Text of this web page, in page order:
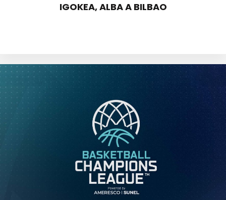
IGOKEA, ALBA A BILBAO